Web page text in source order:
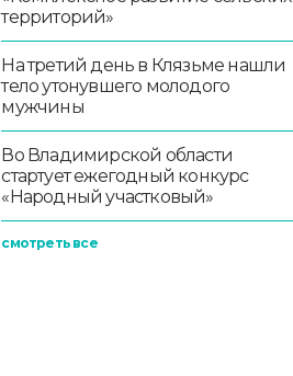
территорий»
На третий день в Клязьме нашли
тело утонувшего молодого
мужчины
Во Владимирской области
стартует ежегодный конкурс
«Народный участковый»
смотреть все